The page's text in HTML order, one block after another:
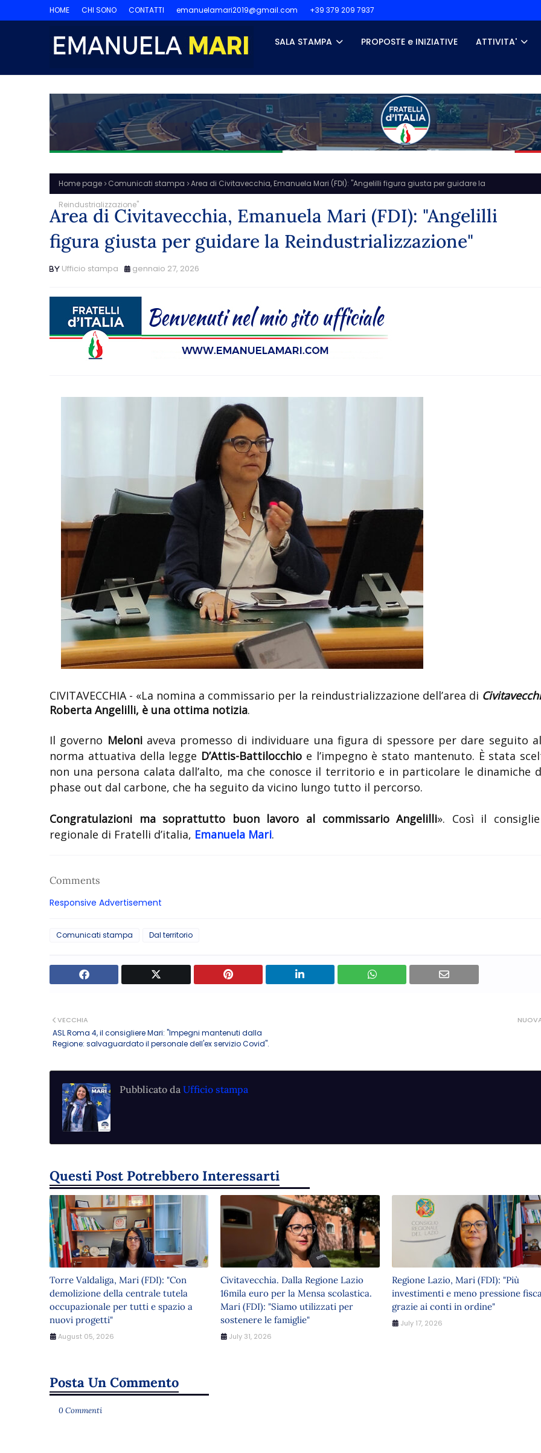
HOME CHI SONO CONTATTI emanuelamari2019@gmail.com +39 379 209 7937
SALA STAMPA PROPOSTE e INIZIATIVE ATTIVITA'
Home page Comunicati stampa Area di Civitavecchia, Emanuela Mari (FDI): "Angelilli figura giusta per guidare la
Reindustrializzazione"
Area di Civitavecchia, Emanuela Mari (FDI): "Angelilli
figura giusta per guidare la Reindustrializzazione"
Ufficio stampa gennaio 27, 2026
CIVITAVECCHIA - «La nomina a commissario per la reindustrializzazione dell’area di
Roberta Angelilli, è una ottima notizia.
Il governo Meloni aveva promesso di individuare una figura di spessore per dare seguito
norma attuativa della legge D’Attis-Battilocchio e l’impegno è stato mantenuto. È stata
non una persona calata dall’alto, ma che conosce il territorio e in particolare le dinamiche
phase out dal carbone, che ha seguito da vicino lungo tutto il percorso.
Congratulazioni ma soprattutto buon lavoro al commissario Angelilli». Così il
regionale di Fratelli d’italia, Emanuela Mari.
Comments
Responsive Advertisement
Comunicati stampa Dal territorio
VECCHIA
ASL Roma 4, il consigliere Mari: "Impegni mantenuti dalla
Regione: salvaguardato il personale dell'ex servizio Covid".
Pubblicato da Ufficio stampa
Questi Post Potrebbero Interessarti
Torre Valdaliga, Mari (FDI): "Con
demolizione della centrale tutela
occupazionale per tutti e spazio a
nuovi progetti"
August 05, 2026
Civitavecchia. Dalla Regione Lazio
16mila euro per la Mensa scolastica.
Mari (FDI): "Siamo utilizzati per
sostenere le famiglie"
July 31, 2026
Regione Lazio, Mari (FDI): "Più
investimenti e meno pressione
grazie ai conti in ordine"
July 17, 2026
Posta Un Commento
0 Commenti